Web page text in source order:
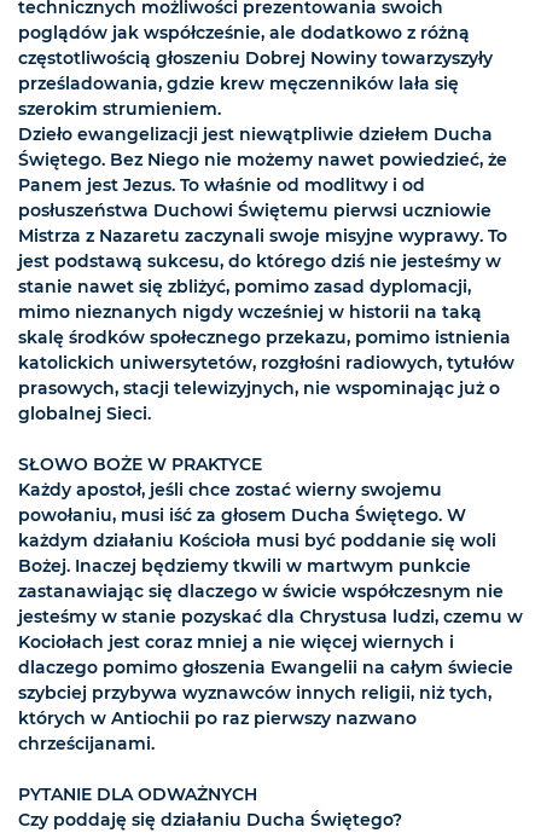
technicznych możliwości prezentowania swoich
poglądów jak współcześnie, ale dodatkowo z różną
częstotliwością głoszeniu Dobrej Nowiny towarzyszyły
prześladowania, gdzie krew męczenników lała się
szerokim strumieniem.
Dzieło ewangelizacji jest niewątpliwie dziełem Ducha
Świętego. Bez Niego nie możemy nawet powiedzieć, że
Panem jest Jezus. To właśnie od modlitwy i od
posłuszeństwa Duchowi Świętemu pierwsi uczniowie
Mistrza z Nazaretu zaczynali swoje misyjne wyprawy. To
jest podstawą sukcesu, do którego dziś nie jesteśmy w
stanie nawet się zbliżyć, pomimo zasad dyplomacji,
mimo nieznanych nigdy wcześniej w historii na taką
skalę środków społecznego przekazu, pomimo istnienia
katolickich uniwersytetów, rozgłośni radiowych, tytułów
prasowych, stacji telewizyjnych, nie wspominając już o
globalnej Sieci.
SŁOWO BOŻE W PRAKTYCE
Każdy apostoł, jeśli chce zostać wierny swojemu
powołaniu, musi iść za głosem Ducha Świętego. W
każdym działaniu Kościoła musi być poddanie się woli
Bożej. Inaczej będziemy tkwili w martwym punkcie
zastanawiając się dlaczego w świcie współczesnym nie
jesteśmy w stanie pozyskać dla Chrystusa ludzi, czemu w
Kociołach jest coraz mniej a nie więcej wiernych i
dlaczego pomimo głoszenia Ewangelii na całym świecie
szybciej przybywa wyznawców innych religii, niż tych,
których w Antiochii po raz pierwszy nazwano
chrześcijanami.
PYTANIE DLA ODWAŻNYCH
Czy poddaję się działaniu Ducha Świętego?